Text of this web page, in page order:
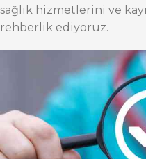
sağlık hizmetlerini ve
rehberlik ediyoruz.